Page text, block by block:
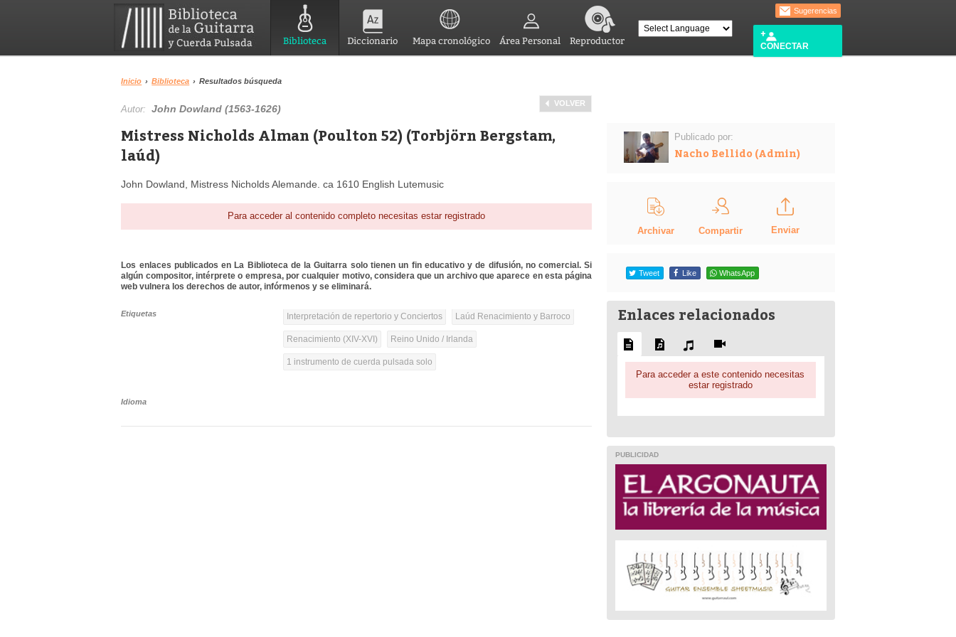
Biblioteca Diccionario Mapa cronológico Área Personal Reproductor
Sugerencias
CONECTAR
Inicio › Biblioteca › Resultados búsqueda
VOLVER
Autor:John Dowland (1563-1626)
Mistress Nicholds Alman (Poulton 52) (Torbjörn Bergstam,
laúd)
John Dowland, Mistress Nicholds Alemande. ca 1610 English Lutemusic
Para acceder al contenido completo necesitas estar registrado
Los enlaces publicados en La Biblioteca de la Guitarra solo tienen un fin educativo y de difusión, no comercial. Si
algún compositor, intérprete o empresa, por cualquier motivo, considera que un archivo que aparece en esta página
web vulnera los derechos de autor, infórmenos y se eliminará.
Etiquetas Interpretación de repertorio y Conciertos Laúd Renacimiento y Barroco
Renacimiento (XIV-XVI) Reino Unido / Irlanda
1 instrumento de cuerda pulsada solo
Idioma
Publicado por:
Nacho Bellido (Admin)
Archivar Compartir Enviar
Tweet Like WhatsApp
Enlaces relacionados
Para acceder a este contenido necesitas
estar registrado
PUBLICIDAD